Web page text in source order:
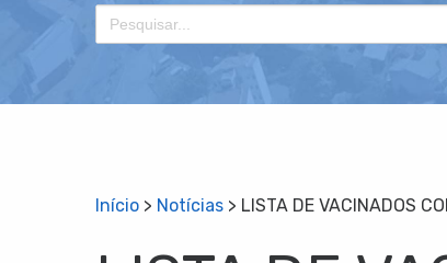
Search
for:
Início > Notícias > LISTA DE VACINADOS